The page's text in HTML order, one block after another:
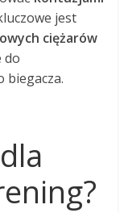
jest
ciężarów
do
biegacza.